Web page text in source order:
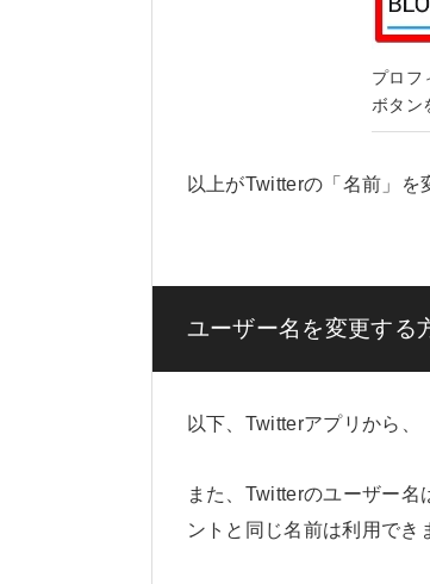
プロフ
ボタン
以上がTwitterの「名前」を
ユーザー名を変更する
以下、Twitterアプリから、
また、Twitterのユーザー
ントと同じ名前は利用でき